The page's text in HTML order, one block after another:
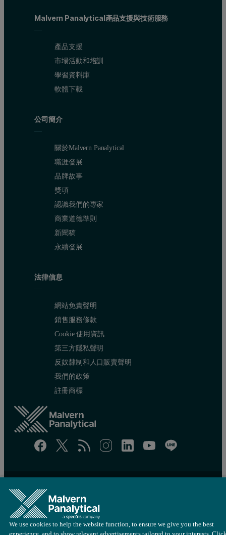
Malvern Panalytical產品支援與技術服務
產品支援
市場活動和培訓
學習資料庫
軟體下載
公司簡介
關於Malvern Panalytical
職涯發展
品牌故事
獎項
認識我們的專家
商業道德準則
新聞稿
永續發展
法律信息
網站免責聲明
銷售服務條款
Cookie 使用資訊
第三方隱私聲明
反奴隸制和人口販賣聲明
我們的政策
註冊商標
網站地圖
Cookie 設定
© 版權所有 2022 - Malvern Panalytical Ltd 隸屬於
We use cookies to help the website function, to ensure we give you the best